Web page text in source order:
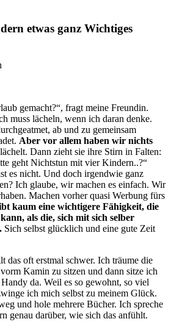
etwas ganz Wichtiges
gemacht?“, fragt meine Freundin.
muss lächeln, wenn ich daran denke.
ab und zu gemeinsam
Aber vor allem haben wir nichts
Dann zieht sie ihre Stirn in Falten:
geht Nichtstun mit vier Kindern..?“
es nicht. Und doch irgendwie ganz
Ich glaube, wir machen es einfach. Wir
Machen vorher quasi Werbung fürs
kaum eine wichtigere Fähigkeit, die
als die, sich mit sich selber
Sich selbst glücklich und eine gute Zeit
das oft erstmal schwer. Ich träume die
Kamin zu sitzen und dann sitze ich
da. Weil es so gewohnt, so viel
ich mich selbst zu meinem Glück.
und hole mehrere Bücher. Ich spreche
genau darüber, wie sich das anfühlt.